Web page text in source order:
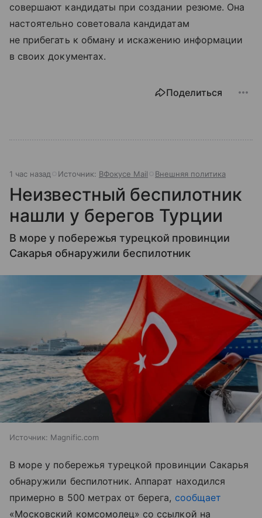
совершают кандидаты при создании резюме. Она
настоятельно советовала кандидатам
не прибегать к обману и искажению информации
в своих документах.
Поделиться
1 час назад Источник: ВФокусе Mail Внешняя политика
Неизвестный беспилотник
нашли у берегов Турции
В море у побережья турецкой провинции
Сакарья обнаружили беспилотник
Источник: Magnific.com
В море у побережья турецкой провинции Сакарья
обнаружили беспилотник. Аппарат находился
примерно в 500 метрах от берега, сообщает
«Московский комсомолец» со ссылкой на